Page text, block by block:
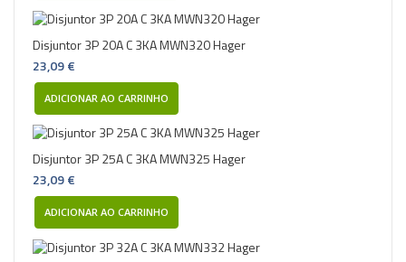
Disjuntor 3P 20A C 3KA MWN320 Hager
23,09 €
ADICIONAR AO CARRINHO
Disjuntor 3P 25A C 3KA MWN325 Hager
23,09 €
ADICIONAR AO CARRINHO